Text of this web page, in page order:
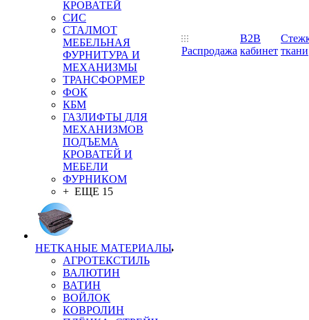
КРОВАТЕЙ
СИС
СТАЛМОТ
МЕБЕЛЬНАЯ
ФУРНИТУРА И
МЕХАНИЗМЫ
ТРАНСФОРМЕР
ФОК
КБМ
ГАЗЛИФТЫ ДЛЯ
МЕХАНИЗМОВ
ПОДЪЕМА
КРОВАТЕЙ И
МЕБЕЛИ
ФУРНИКОМ
+ ЕЩЕ 15
НЕТКАНЫЕ МАТЕРИАЛЫ
АГРОТЕКСТИЛЬ
ВАЛЮТИН
ВАТИН
ВОЙЛОК
КОВРОЛИН
Распродажа
B2B
кабинет ткани